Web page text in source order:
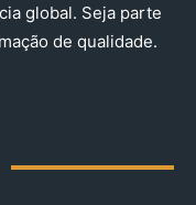
global. Seja parte
de qualidade.